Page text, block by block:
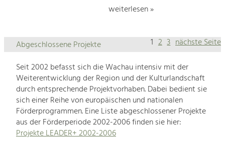
weiterlesen »
1 2 3 nächste Seite
Abgeschlossene Projekte
Seit 2002 befasst sich die Wachau intensiv mit der
Weiterentwicklung der Region und der Kulturlandschaft
durch entsprechende Projektvorhaben. Dabei bedient sie
sich einer Reihe von europäischen und nationalen
Förderprogrammen. Eine Liste abgeschlossener Projekte
aus der Förderperiode 2002-2006 finden sie hier:
Projekte LEADER+ 2002-2006